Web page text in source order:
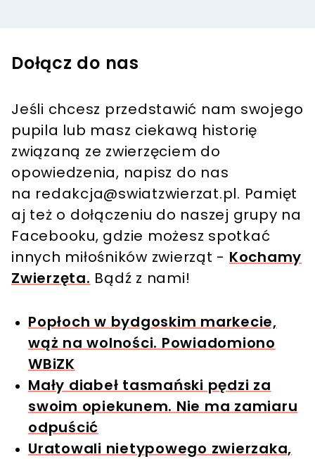
Dołącz do nas
Jeśli chcesz przedstawić nam swojego
pupila lub masz ciekawą historię
związaną ze zwierzęciem do
opowiedzenia, napisz do nas
na redakcja@swiatzwierzat.pl. Pamięt
aj też o dołączeniu do naszej grupy na
Facebooku, gdzie możesz spotkać
innych miłośników zwierząt - Kochamy
Zwierzęta. Bądź z nami!
Popłoch w bydgoskim markecie,
wąż na wolności. Powiadomiono
WBiZK
Mały diabeł tasmański pędzi za
swoim opiekunem. Nie ma zamiaru
odpuścić
Uratowali nietypowego zwierzaka,